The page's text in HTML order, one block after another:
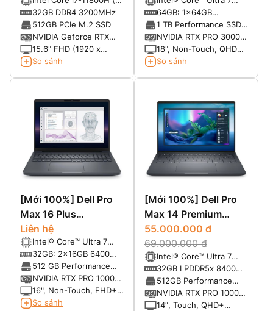
nhân 16 luồng, 2.50Ghz
up to 4.80Ghz, 24MB
Cache)
32GB DDR4 3200MHz
512GB PCIe M.2 SSD
NVIDIA Geforce RTX
3070 8G GDDR6
15.6" FHD (1920 x
1080), IPS, anti-glare,
So sánh
processor 265HX, 55W
vPro
64GB: 1x64GB
6400MTs CAMM2 Dual
Channel, non-ECC
1 TB Performance SSD,
SED Ready
NVIDIA RTX PRO 3000
Blackwell 12GB GDDR7
18", Non-Touch, QHD+,
LCD, 500 nits, 100%
So sánh
[Mới 100%] Dell Pro
Max 16 Plus
MB16250
Liên hệ
Intel® Core™ Ultra 7
processor 265HX, 55W
vPro
32GB: 2x16GB 6400
MTs DDR5 CSoDIMM,
non-ECC
512 GB Performance
SSD, SED Ready
NVIDIA RTX PRO 1000
Blackwell 8GB GDDR7
16", Non-Touch, FHD+,
LCD, 300 nits, 45%
So sánh
[Mới 100%] Dell Pro
Max 14 Premium
MA14250
55.000.000 đ
69.000.000 đ
Intel® Core™ Ultra 7
265H, vPro® Enterprise
(13 TOPS NPU, 16
cores, 16 threads, up to
5.30 GHz, 45W)
32GB LPDDR5x 8400
MT/s
512GB Performance
SSD, SED Ready
NVIDIA RTX PRO 1000
Blackwell, 8GB GDDR7
14″, Touch, QHD+